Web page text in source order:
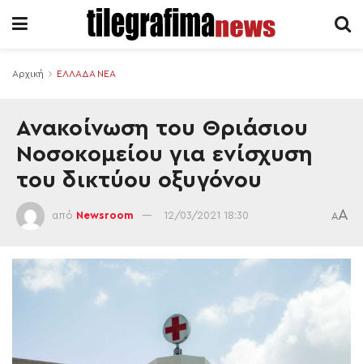
Αρχική ΕΛΛΑΔΑ ΝΕΑ
Ανακοίνωση του Θριάσιου
Νοσοκομείου για ενίσχυση
του δικτύου οξυγόνου
από Newsroom 12/03/2021 18:30 AA